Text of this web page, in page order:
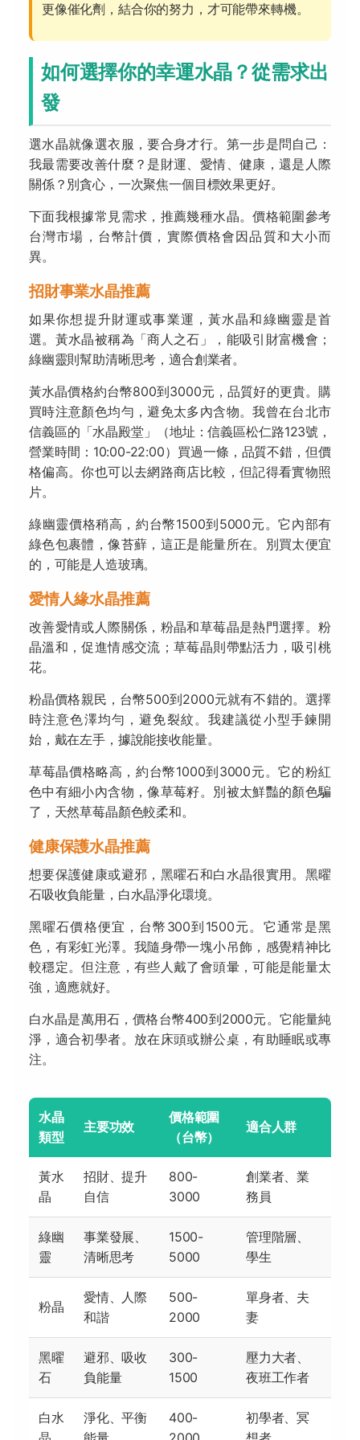
更像催化劑，結合你的努力，才可能帶來轉機。
如何選擇你的幸運水晶？從需求出
發
選水晶就像選衣服，要合身才行。第一步是問自己：
我最需要改善什麼？是財運、愛情、健康，還是人際
關係？別貪心，一次聚焦一個目標效果更好。
下面我根據常見需求，推薦幾種水晶。價格範圍參考
台灣市場，台幣計價，實際價格會因品質和大小而
異。
招財事業水晶推薦
如果你想提升財運或事業運，黃水晶和綠幽靈是首
選。黃水晶被稱為「商人之石」，能吸引財富機會；
綠幽靈則幫助清晰思考，適合創業者。
黃水晶價格約台幣800到3000元，品質好的更貴。購
買時注意顏色均勻，避免太多內含物。我曾在台北市
信義區的「水晶殿堂」（地址：信義區松仁路123號，
營業時間：10:00-22:00）買過一條，品質不錯，但價
格偏高。你也可以去網路商店比較，但記得看實物照
片。
綠幽靈價格稍高，約台幣1500到5000元。它內部有
綠色包裹體，像苔蘚，這正是能量所在。別買太便宜
的，可能是人造玻璃。
愛情人緣水晶推薦
改善愛情或人際關係，粉晶和草莓晶是熱門選擇。粉
晶溫和，促進情感交流；草莓晶則帶點活力，吸引桃
花。
粉晶價格親民，台幣500到2000元就有不錯的。選擇
時注意色澤均勻，避免裂紋。我建議從小型手鍊開
始，戴在左手，據說能接收能量。
草莓晶價格略高，約台幣1000到3000元。它的粉紅
色中有細小內含物，像草莓籽。別被太鮮豔的顏色騙
了，天然草莓晶顏色較柔和。
健康保護水晶推薦
想要保護健康或避邪，黑曜石和白水晶很實用。黑曜
石吸收負能量，白水晶淨化環境。
黑曜石價格便宜，台幣300到1500元。它通常是黑
色，有彩虹光澤。我隨身帶一塊小吊飾，感覺精神比
較穩定。但注意，有些人戴了會頭暈，可能是能量太
強，適應就好。
白水晶是萬用石，價格台幣400到2000元。它能量純
淨，適合初學者。放在床頭或辦公桌，有助睡眠或專
注。
水晶
類型
主要功效
價格範圍
（台幣）
適合人群
黃水
晶
招財、提升
自信
800-
3000
創業者、業
務員
綠幽
靈
事業發展、
清晰思考
1500-
5000
管理階層、
學生
粉晶
愛情、人際
和諧
500-
2000
單身者、夫
妻
黑曜
石
避邪、吸收
負能量
300-
1500
壓力大者、
夜班工作者
白水
淨化、平衡
400-
初學者、冥